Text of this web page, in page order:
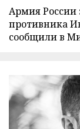
Армия России
противника
сообщили в